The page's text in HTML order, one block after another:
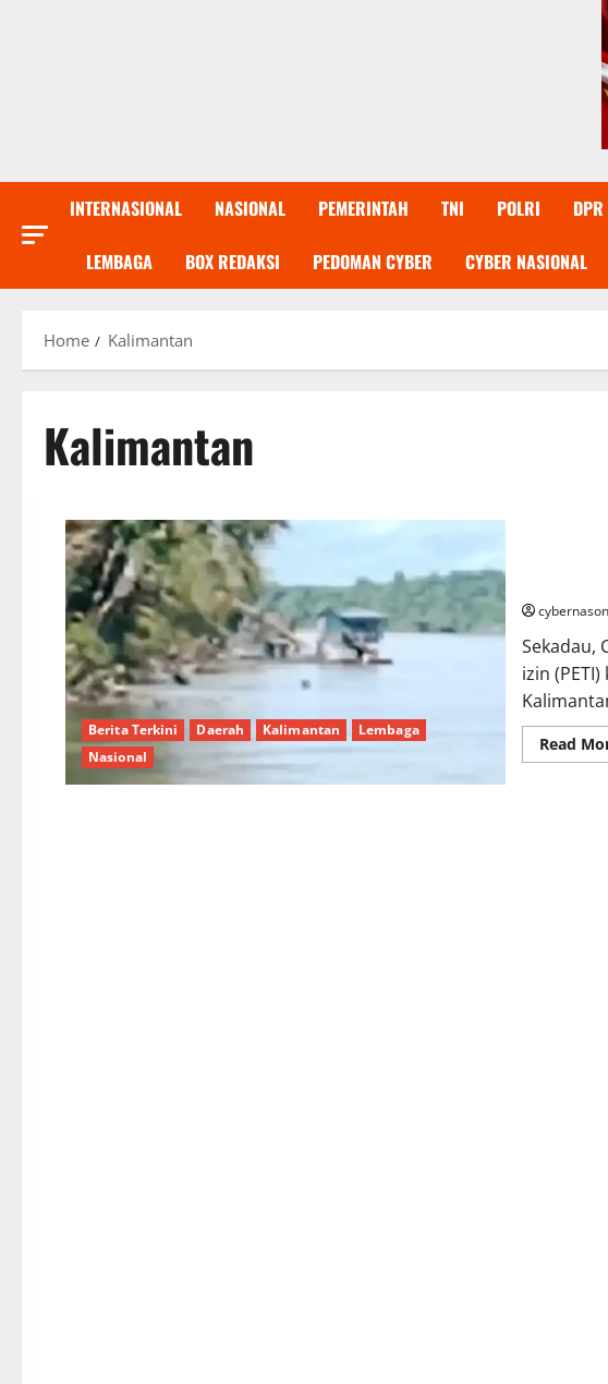
INTERNASIONAL NASIONAL PEMERINTAH TNI POLRI
LEMBAGA BOX REDAKSI PEDOMAN CYBER CYBER NASIONAL
Home Kalimantan
Kalimantan
Berita Terkini Daerah Kalimantan
Lembaga
Nasional
Sekadau,
izin
Read